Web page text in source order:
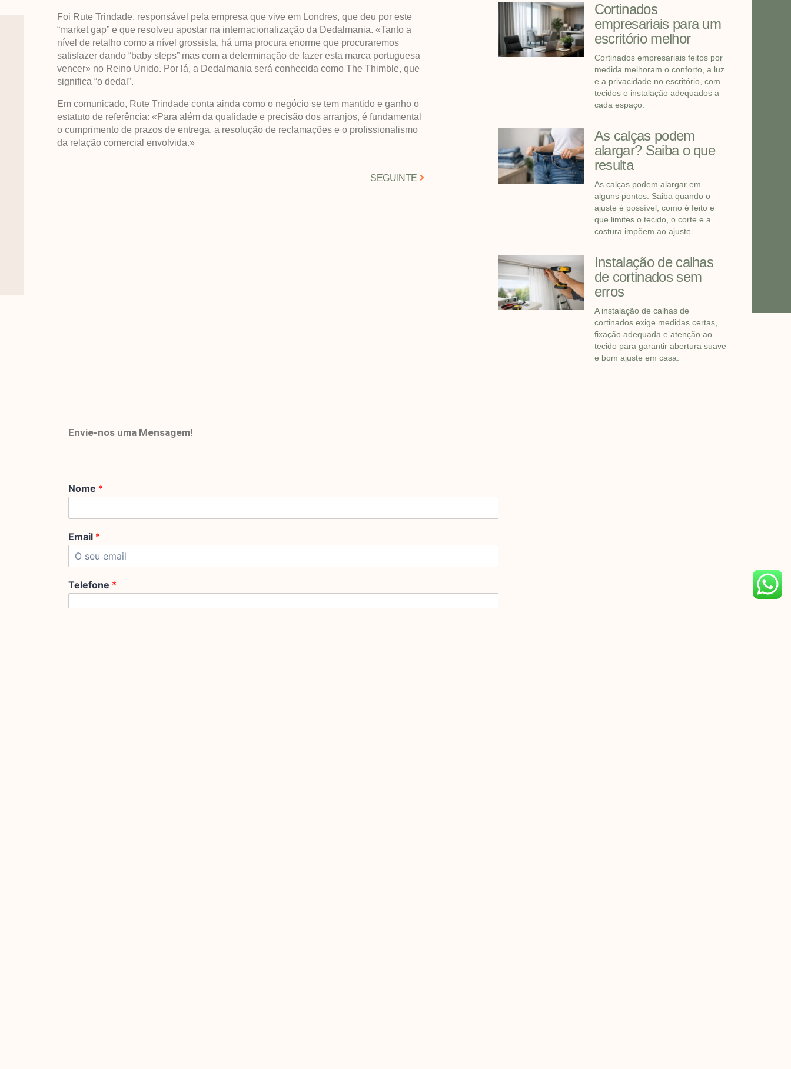
Foi Rute Trindade, responsável pela empresa que vive em Londres, que deu por este
“market gap” e que resolveu apostar na internacionalização da Dedalmania. «Tanto a
nível de retalho como a nível grossista, há uma procura enorme que procuraremos
satisfazer dando “baby steps” mas com a determinação de fazer esta marca portuguesa
vencer» no Reino Unido. Por lá, a Dedalmania será conhecida como The Thimble, que
significa “o dedal”.
Em comunicado, Rute Trindade conta ainda como o negócio se tem mantido e ganho o
estatuto de referência: «Para além da qualidade e precisão dos arranjos, é fundamental
o cumprimento de prazos de entrega, a resolução de reclamações e o profissionalismo
da relação comercial envolvida.»
SEGUINTE
Cortinados
empresariais para um
escritório melhor
Cortinados empresariais feitos por
medida melhoram o conforto, a luz
e a privacidade no escritório, com
tecidos e instalação adequados a
cada espaço.
As calças podem
alargar? Saiba o que
resulta
As calças podem alargar em
alguns pontos. Saiba quando o
ajuste é possível, como é feito e
que limites o tecido, o corte e a
costura impõem ao ajuste.
Instalação de calhas
de cortinados sem
erros
A instalação de calhas de
cortinados exige medidas certas,
fixação adequada e atenção ao
tecido para garantir abertura suave
e bom ajuste em casa.
Envie-nos uma Mensagem!
Nome *
Email *
Telefone *